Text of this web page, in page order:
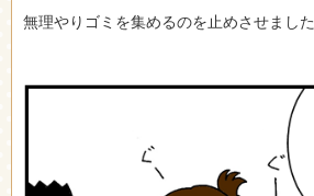
無理やりゴミを集めるのを止めさせました